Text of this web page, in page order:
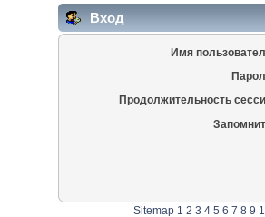
Вход
Имя
Продолжительность
Sitemap 1 2 3 4 5 6 7 8 9